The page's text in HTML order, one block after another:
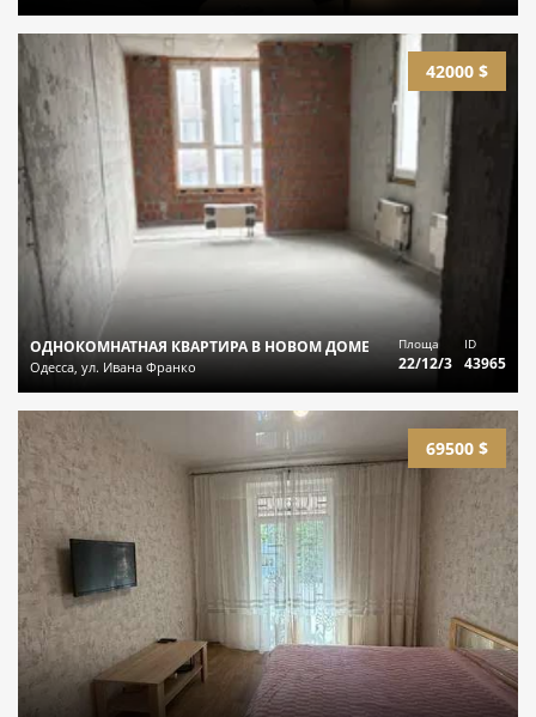
42000 $
ОДНОКОМНАТНАЯ КВАРТИРА В НОВОМ ДОМЕ
Одесса, ул. Ивана Франко
Площа
22/12/3
ID
43965
69500 $